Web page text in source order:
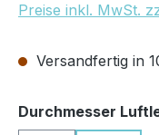
Preise inkl. MwSt.
Versandfertig in
Durchmesser